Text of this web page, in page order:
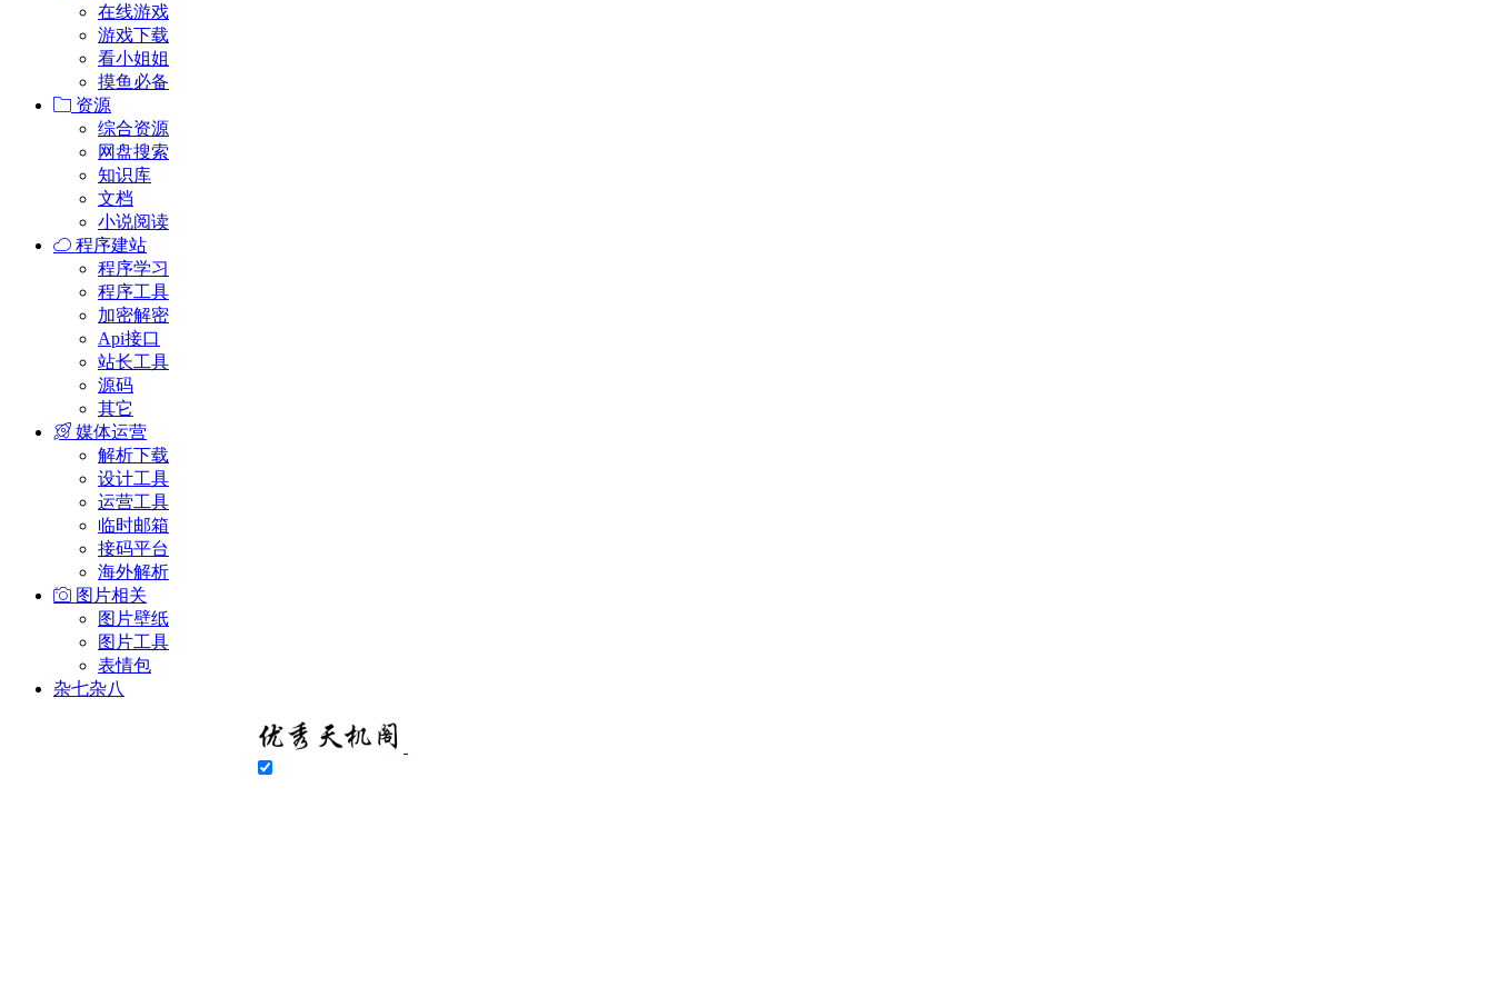
在线游戏
游戏下载
看小姐姐
摸鱼必备
资源
综合资源
网盘搜索
知识库
文档
小说阅读
程序建站
程序学习
程序工具
加密解密
Api接口
站长工具
源码
其它
媒体运营
解析下载
设计工具
运营工具
临时邮箱
接码平台
海外解析
图片相关
图片壁纸
图片工具
表情包
杂七杂八